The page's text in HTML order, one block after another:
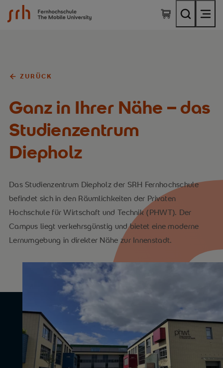
SRH Fernhochschule - The Mobile University
ZURÜCK
Ganz in Ihrer Nähe – das
Studienzentrum
Diepholz
Das Studienzentrum Diepholz der SRH Fernhochschule
befindet sich in den Räumlichkeiten der Privaten
Hochschule für Wirtschaft und Technik (PHWT). Der
Campus liegt verkehrsgünstig und bietet eine moderne
Lernumgebung in direkter Nähe zur Innenstadt.